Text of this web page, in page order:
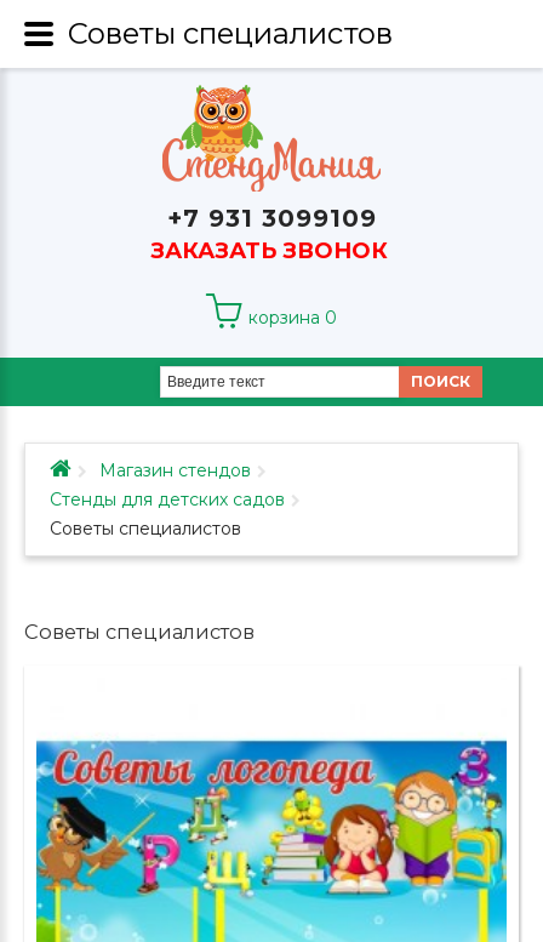
+7 931 3099109
ЗАКАЗАТЬ ЗВОНОК
корзина 0
ПОИСК
Магазин стендов
Стенды для детских садов
Советы специалистов
Советы специалистов
Советы специалистов